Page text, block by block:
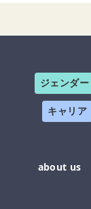
ジェンダー
キャリア
about us